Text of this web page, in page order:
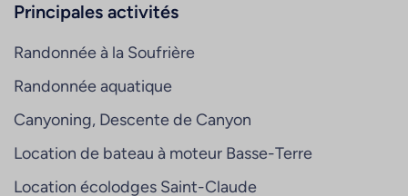
Principales activités
Randonnée à la Soufrière
Randonnée aquatique
Canyoning, Descente de Canyon
Location de bateau à moteur Basse-Terre
Location écolodges Saint-Claude